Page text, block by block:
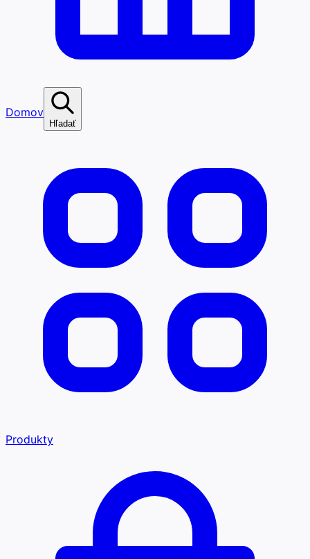
Domov
Hľadať
Produkty